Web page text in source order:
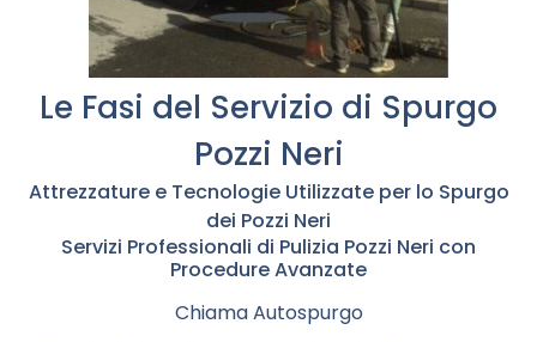
Le Fasi del Servizio di Spurgo
Pozzi Neri
Attrezzature e Tecnologie Utilizzate per lo Spurgo
dei Pozzi Neri
Servizi Professionali di Pulizia Pozzi Neri con
Procedure Avanzate
Chiama Autospurgo